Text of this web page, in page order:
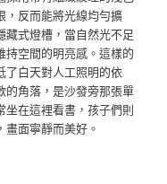
，反而能將光線均勻擴
藏式燈槽，當自然光不足
持空間的明亮感。這樣的
了白天對人工照明的依
的角落，是沙發旁那張單
坐在這裡看書，孩子們則
面寧靜而美好。